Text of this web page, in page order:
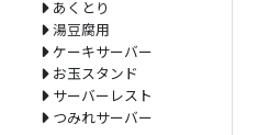
あくとり
湯豆腐用
ケーキサーバー
お玉スタンド
サーバーレスト
つみれサーバー